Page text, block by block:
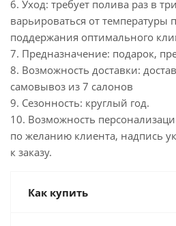
6. Уход: требует полива раз в
варьироваться от
поддержания оптимального
7. Предназначение: подарок,
8. Возможность доставки:
самовывоз из 7 салонов
9. Сезонность: круглый год.
10. Возможность
по желанию клиента, надпись
к заказу.
Как купить